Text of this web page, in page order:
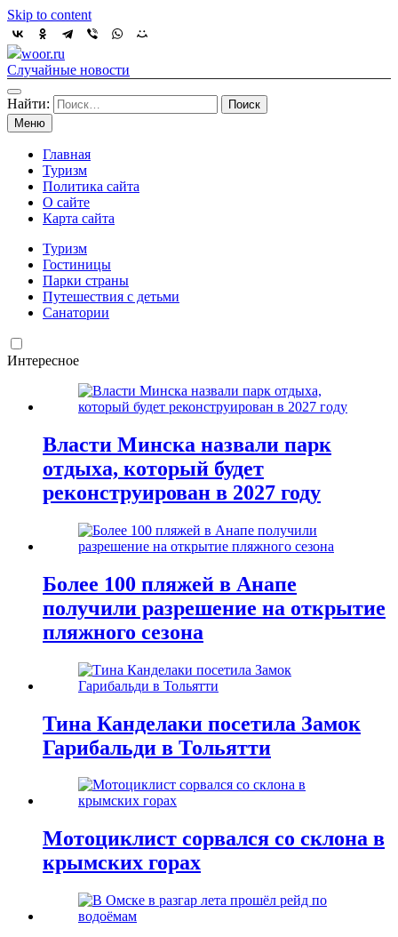
Skip to content
woor.ru
Случайные новости
Найти:
Меню
Главная
Туризм
Политика сайта
О сайте
Карта сайта
Туризм
Гостиницы
Парки страны
Путешествия с детьми
Санатории
Интересное
Власти Минска назвали парк
отдыха, который будет
реконструирован в 2027 году
Более 100 пляжей в Анапе
получили разрешение на открытие
пляжного сезона
Тина Канделаки посетила Замок
Гарибальди в Тольятти
Мотоциклист сорвался со склона в
крымских горах